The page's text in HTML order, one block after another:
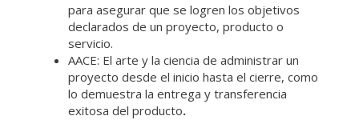
para asegurar que se logren los objetivos
declarados de un proyecto, producto o
servicio.
AACE: El arte y la ciencia de administrar un
proyecto desde el inicio hasta el cierre, como
lo demuestra la entrega y transferencia
exitosa del producto.